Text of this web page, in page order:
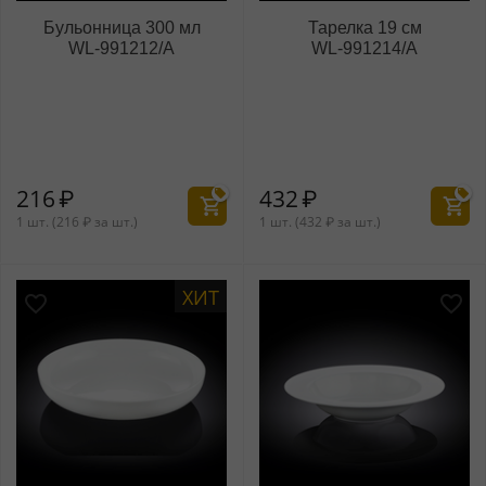
Бульонница 300 мл
WL‑991212/A
216₽
1 шт. (216 ₽ за шт.)
Тарелка 19 см
WL‑991214/A
432₽
1 шт. (432 ₽ за шт.)
ХИТ